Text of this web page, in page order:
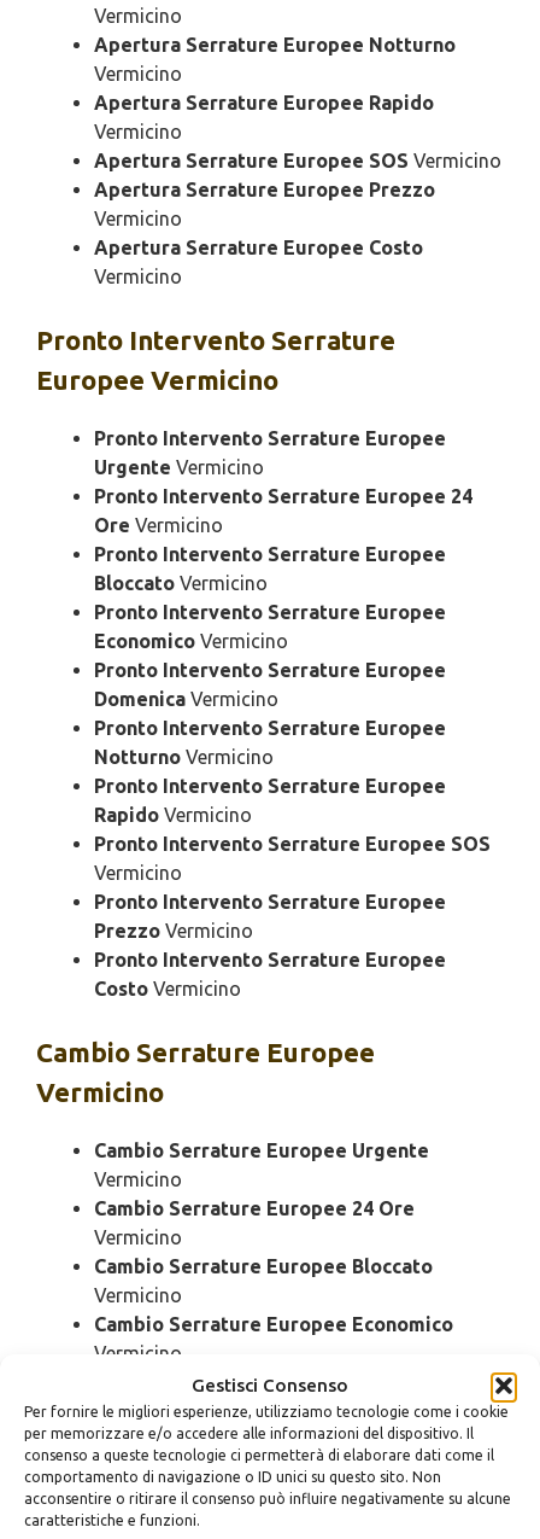
Gestisci Consenso
Per fornire le migliori esperienze, utilizziamo tecnologie come i cookie
per memorizzare e/o accedere alle informazioni del dispositivo. Il
consenso a queste tecnologie ci permetterà di elaborare dati come il
comportamento di navigazione o ID unici su questo sito. Non
acconsentire o ritirare il consenso può influire negativamente su alcune
caratteristiche e funzioni.
Vermicino
Apertura Serrature Europee Notturno
Vermicino
Apertura Serrature Europee Rapido
Vermicino
Apertura Serrature Europee SOS Vermicino
Apertura Serrature Europee Prezzo
Vermicino
Apertura Serrature Europee Costo
Vermicino
Pronto Intervento Serrature
Europee Vermicino
Pronto Intervento Serrature Europee
Urgente Vermicino
Pronto Intervento Serrature Europee 24
Ore Vermicino
Pronto Intervento Serrature Europee
Bloccato Vermicino
Pronto Intervento Serrature Europee
Economico Vermicino
Pronto Intervento Serrature Europee
Domenica Vermicino
Pronto Intervento Serrature Europee
Notturno Vermicino
Pronto Intervento Serrature Europee
Rapido Vermicino
Pronto Intervento Serrature Europee SOS
Vermicino
Pronto Intervento Serrature Europee
Prezzo Vermicino
Pronto Intervento Serrature Europee
Costo Vermicino
Cambio Serrature Europee
Vermicino
Cambio Serrature Europee Urgente
Vermicino
Cambio Serrature Europee 24 Ore
Vermicino
Cambio Serrature Europee Bloccato
Vermicino
Cambio Serrature Europee Economico
Vermicino
Cambio Serrature Europee Domenica
Vermicino
Cambio Serrature Europee Notturno
Vermicino
Cambio Serrature Europee Rapido
Vermicino